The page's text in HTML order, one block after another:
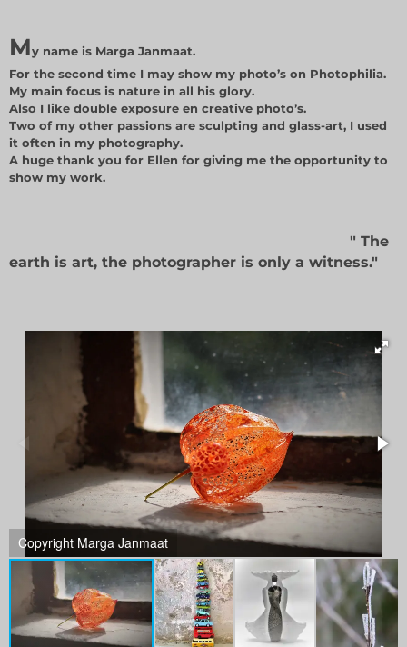
My name is Marga Janmaat.
For the second time I may show my photo’s on Photophilia.
My main focus is nature in all his glory.
Also I like double exposure en creative photo’s.
Two of my other passions are sculpting and glass-art, I used
it often in my photography.
A huge thank you for Ellen for giving me the opportunity to
show my work.
" The
earth is art, the photographer is only a witness."
Copyright Marga Janmaat